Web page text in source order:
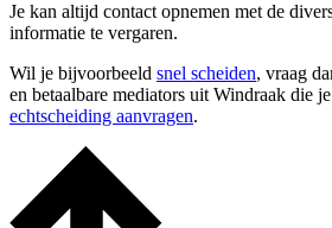
Je kan altijd contact opnemen met de
informatie te vergaren.
Wil je bijvoorbeeld snel scheiden, vraag
en betaalbare mediators uit Windraak die
echtscheiding aanvragen.